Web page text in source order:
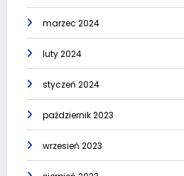
marzec 2024
luty 2024
styczeń 2024
październik 2023
wrzesień 2023